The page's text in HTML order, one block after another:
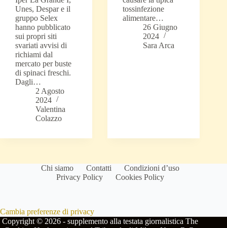
Unes, Despar e il
gruppo Selex
hanno pubblicato
sui propri siti
svariati avvisi di
richiami dal
mercato per buste
di spinaci freschi.
Dagli…
2 Agosto
2024
Valentina
Colazzo
tossinfezione
alimentare…
26 Giugno
2024
Sara Arca
Chi siamo Contatti
Condizioni d’uso
Privacy Policy
Cookies Policy
Cambia preferenze di privacy
Copyright © 2026 - supplemento alla testata giornalistica The